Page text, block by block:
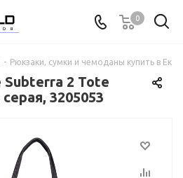
0
- Рюкзаки, сумки и чемоданы купить в
Subterra 2 Tote
3205053